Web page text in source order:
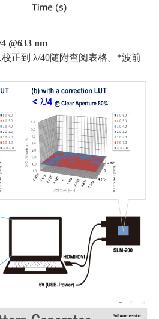
@633 nm
正到 λ/40随附查阅表格。 *波前